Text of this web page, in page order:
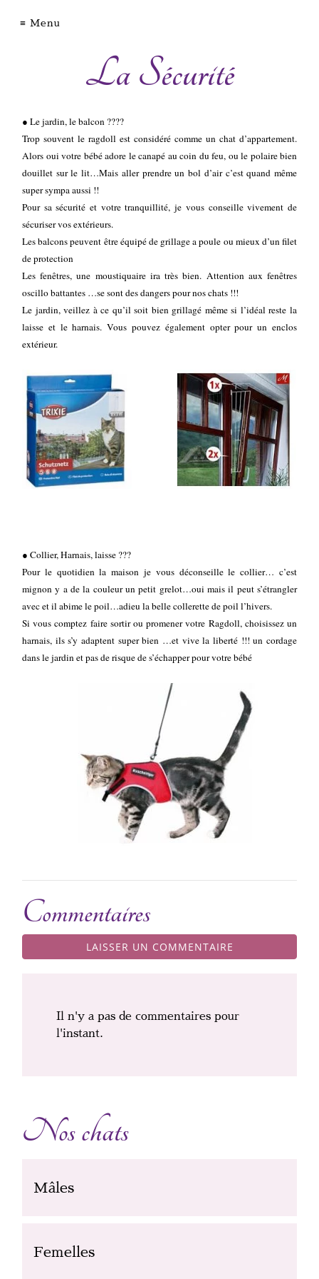
Chatterie
d'Axellyne
Ragdoll
Devon
Rex
Nos
Nos
mâles
Conditions
d'Adoption
Guide
Les
bébés
d'Axellyne
Expositions
Contact
Livre
Menu
La Sécurité
● Le jardin, le balcon ????
Trop souvent le ragdoll est considéré comme un chat d’appartement.
Alors oui votre bébé adore le canapé au coin du feu, ou le polaire bien
douillet sur le lit…Mais aller prendre un bol d’air c’est quand même
super sympa aussi !!
Pour sa sécurité et votre tranquillité, je vous conseille vivement de
sécuriser vos extérieurs.
Les balcons peuvent être équipé de grillage a poule ou mieux d’un filet
de protection
Les fenêtres, une moustiquaire ira très bien. Attention aux fenêtres
oscillo battantes …se sont des dangers pour nos chats !!!
Le jardin, veillez à ce qu’il soit bien grillagé même si l’idéal reste la
laisse et le harnais. Vous pouvez également opter pour un enclos
extérieur.
● Collier, Harnais, laisse ???
Pour le quotidien la maison je vous déconseille le collier… c’est
mignon y a de la couleur un petit grelot…oui mais il peut s’étrangler
avec et il abime le poil…adieu la belle collerette de poil l’hivers.
Si vous comptez faire sortir ou promener votre Ragdoll, choisissez un
harnais, ils s’y adaptent super bien …et vive la liberté !!! un cordage
dans le jardin et pas de risque de s’échapper pour votre bébé
Commentaires
LAISSER UN COMMENTAIRE
Il n'y a pas de commentaires pour
l'instant.
Nos chats
Mâles
Femelles